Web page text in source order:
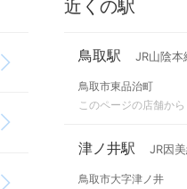
近くの駅
鳥取駅 JR山陰
鳥取市東品治町
このページの店舗から
津ノ井駅 JR因
鳥取市大字津ノ井